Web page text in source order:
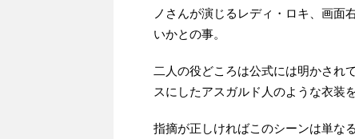
ノさんが演じるレディ・ロキ、画面
いかとの事。
二人の役どころは公式には明かされ
スにしたアスガルド人のような衣装
指摘が正しければこのシーンは単な